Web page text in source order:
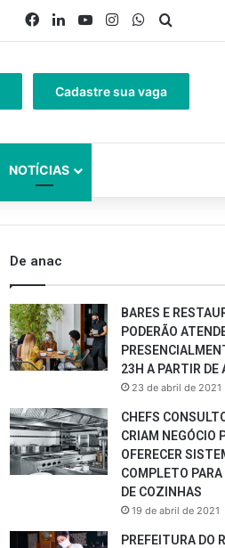
Facebook
LinkedinYouTubeInstagramWhatsApp
Cadastre sua vaga
NOTÍCIAS
De anac
BARES E
PODERÃO
23H A PARTIR DE
23 de abril de 2021
CHEFS
CRIAM NEGÓCIO
OFERECER
COMPLETO PARA
DE COZINHAS
19 de abril de 2021
PREFEITURA DO